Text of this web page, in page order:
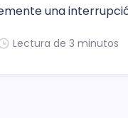
una
necesidad de estar
Lectura de 3 minutos